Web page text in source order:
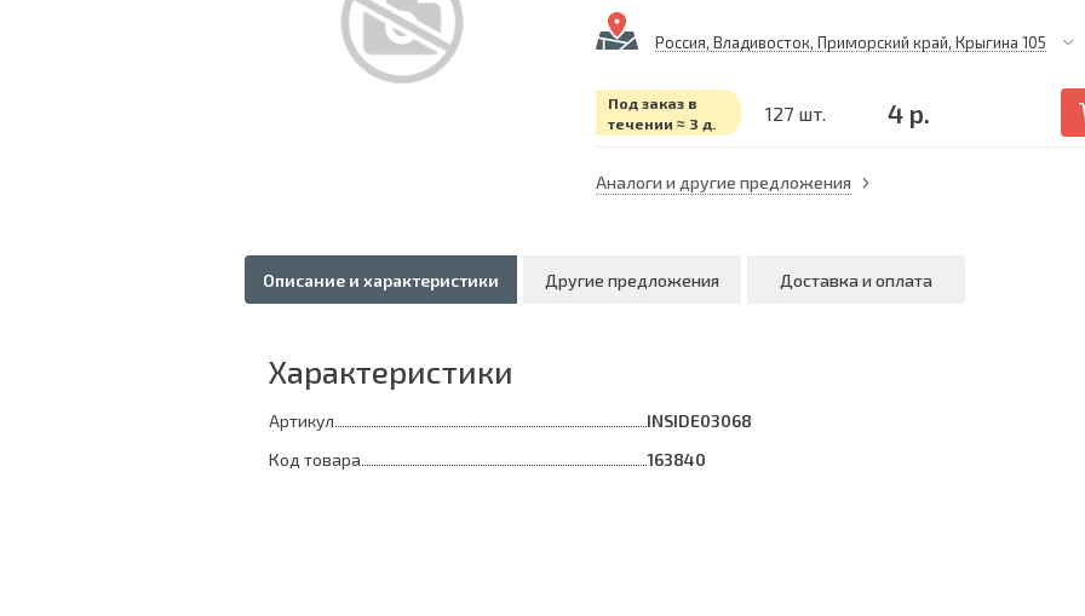
Россия, Владивосток, Приморский край, Крыгина 105
Под заказ в
течении ≈ 3 д.
127 шт. 4 р.
Аналоги и другие предложения
Описание и характеристики Другие предложения Доставка и оплата
Характеристики
Артикул
INSIDE03068
Код товара
163840